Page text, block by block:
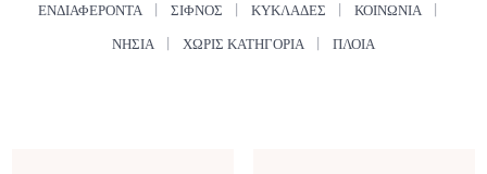
ΕΝΔΙΑΦΈΡΟΝΤΑ ΣΊΦΝΟΣ ΚΥΚΛΆΔΕΣ ΚΟΙΝΩΝΊΑ
ΝΗΣΙΆ ΧΩΡΊΣ ΚΑΤΗΓΟΡΊΑ ΠΛΟΊΑ